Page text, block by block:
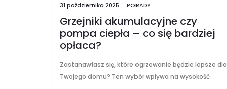
31 października 2025 PORADY
Grzejniki akumulacyjne czy
pompa ciepła – co się bardziej
opłaca?
Zastanawiasz się, które ogrzewanie będzie lepsze dla
Twojego domu? Ten wybór wpływa na wysokość